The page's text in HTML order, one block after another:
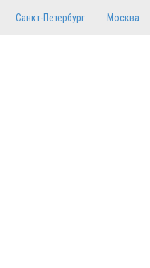
Санкт-Петербург Москва